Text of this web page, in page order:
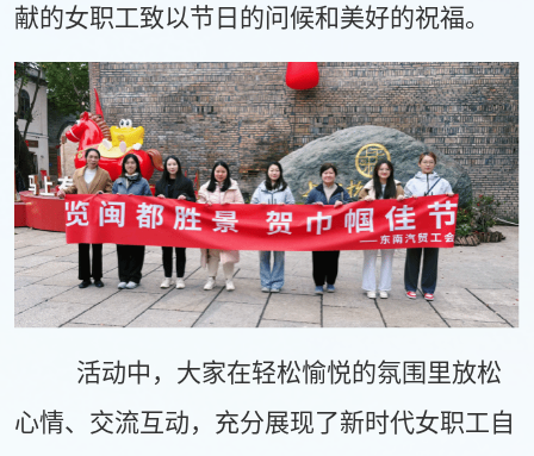
献的女职工致以节日的问候和美好的祝福。
活动中，大家在轻松愉悦的氛围里放松
心情、交流互动，充分展现了新时代女职工自